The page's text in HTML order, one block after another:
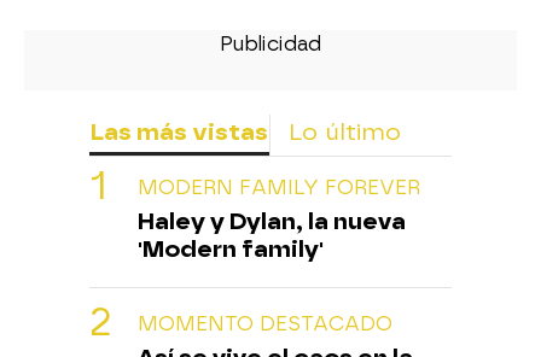
Las más vistas Lo último
MODERN FAMILY FOREVER
Haley y Dylan, la nueva
'Modern family'
MOMENTO DESTACADO